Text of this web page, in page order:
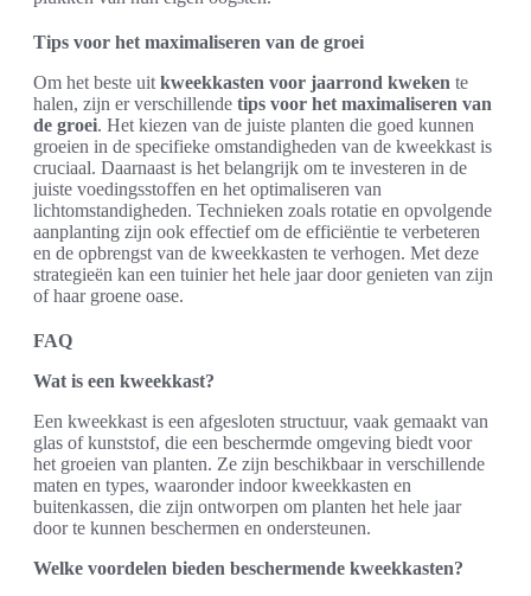
Tips voor het maximaliseren van de groei
Om het beste uit kweekkasten voor jaarrond kweken te
halen, zijn er verschillende tips voor het maximaliseren van
de groei. Het kiezen van de juiste planten die goed kunnen
groeien in de specifieke omstandigheden van de kweekkast is
cruciaal. Daarnaast is het belangrijk om te investeren in de
juiste voedingsstoffen en het optimaliseren van
lichtomstandigheden. Technieken zoals rotatie en opvolgende
aanplanting zijn ook effectief om de efficiëntie te verbeteren
en de opbrengst van de kweekkasten te verhogen. Met deze
strategieën kan een tuinier het hele jaar door genieten van zijn
of haar groene oase.
FAQ
Wat is een kweekkast?
Een kweekkast is een afgesloten structuur, vaak gemaakt van
glas of kunststof, die een beschermde omgeving biedt voor
het groeien van planten. Ze zijn beschikbaar in verschillende
maten en types, waaronder indoor kweekkasten en
buitenkassen, die zijn ontworpen om planten het hele jaar
door te kunnen beschermen en ondersteunen.
Welke voordelen bieden beschermende kweekkasten?